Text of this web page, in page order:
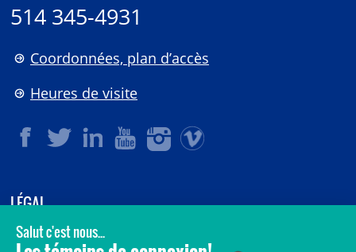
514 345-4931
Coordonnées, plan d’accès
Heures de visite
LÉGAL
© 2006-2026CHU Sainte-Justine.